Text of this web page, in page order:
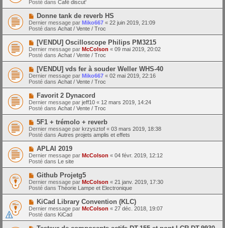
g
e
m
e
s
a
g
e
v
e
a
u
m
e
s
a
g
e
Posté dans Café discut'
N
o
u
v
e
u
m
e
s
a
g
e
Donne tank de reverb HS
Dernier message par Miko667 « 22 juin 2019, 21:09
Posté dans Achat / Vente / Troc
N
o
u
v
e
u
m
e
s
a
g
e
[VENDU] Oscilloscope Philips PM3215
Dernier message par McColson « 09 mai 2019, 20:02
Posté dans Achat / Vente / Troc
N
o
u
v
e
a
u
m
e
s
s
a
g
[VENDU] vds fer à souder Weller WHS-40
Dernier message par Miko667 « 02 mai 2019, 22:16
Posté dans Achat / Vente / Troc
N
o
u
v
e
a
u
m
e
s
s
a
g
e
Favorit 2 Dynacord
Dernier message par jeff10 « 12 mars 2019, 14:24
Posté dans Achat / Vente / Troc
N
o
u
v
a
u
m
e
s
s
a
g
e
5F1 + trémolo + reverb
Dernier message par krzysztof « 03 mars 2019, 18:38
Posté dans Autres projets amplis et effets
N
o
u
v
a
u
m
e
s
a
g
e
APLAI 2019
Dernier message par McColson « 04 févr. 2019, 12:12
Posté dans Le site
N
o
u
v
e
a
u
m
e
Github Projetg5
Dernier message par McColson « 21 janv. 2019, 17:30
Posté dans Théorie Lampe et Electronique
N
o
u
v
e
KiCad Library Convention (KLC)
Dernier message par McColson « 27 déc. 2018, 19:07
Posté dans KiCad
N